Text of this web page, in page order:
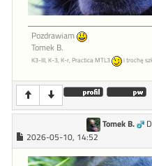
Pozdrawiam
Tomek B.
K3-III, K-3, K-r, Practica MTL3 i trochę
Tomek B.
2026-05-10, 14:52